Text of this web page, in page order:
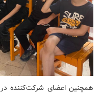
همچنین اعضای شرکت‌کننده